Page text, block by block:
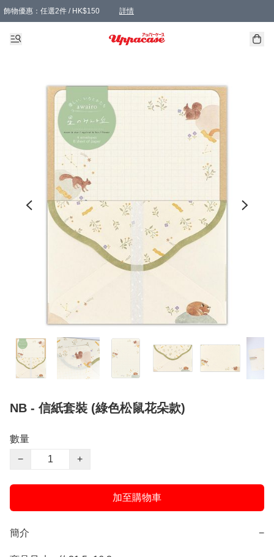
飾物優惠：任選2件 / HK$150 詳情
髮飾優惠：任選2件 / HK$100 詳情
精選襪子優惠：任選3對 / HK$115 詳情
滿額免運：本地訂單滿港幣350元可享免運費優惠
NB - 信紙套裝 (綠色松鼠花朵款)
數量
−
+
加至購物車
簡介 −